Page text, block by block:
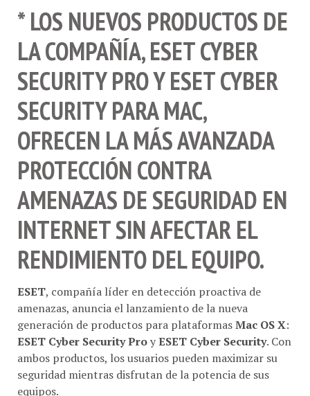
* LOS NUEVOS PRODUCTOS DE
LA COMPAÑÍA, ESET CYBER
SECURITY PRO Y ESET CYBER
SECURITY PARA MAC,
OFRECEN LA MÁS AVANZADA
PROTECCIÓN CONTRA
AMENAZAS DE SEGURIDAD EN
INTERNET SIN AFECTAR EL
RENDIMIENTO DEL EQUIPO.
ESET , compañía líder en detección proactiva de
amenazas, anuncia el lanzamiento de la nueva
generación de productos para plataformas Mac OS X:
ESET Cyber Security Pro yESET Cyber Security. Con
ambos productos, los usuarios pueden maximizar su
seguridad mientras disfrutan de la potencia de sus
equipos.